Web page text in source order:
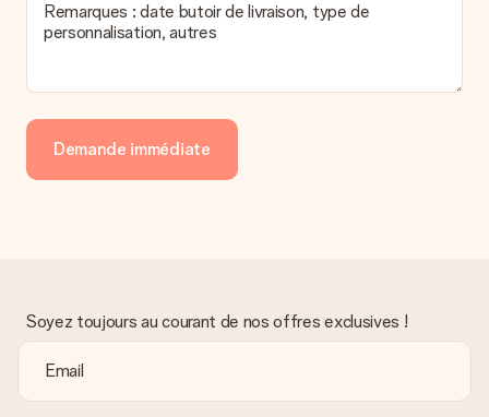
Remarques : date butoir de livraison, type de
personnalisation, autres
Demande immédiate
Soyez toujours au courant de nos offres exclusives !